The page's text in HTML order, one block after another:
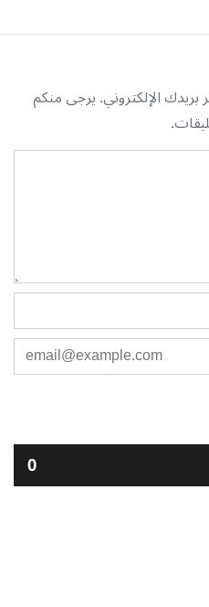
الإلكتروني. يرجى منكم
0